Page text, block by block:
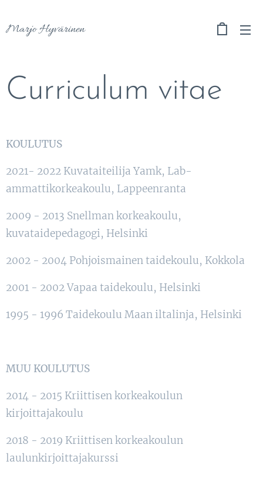
Marjo Hyvärinen
Curriculum vitae
KOULUTUS
2021- 2022 Kuvataiteilija Yamk, Lab-
ammattikorkeakoulu, Lappeenranta
2009 - 2013 Snellman korkeakoulu,
kuvataidepedagogi, Helsinki
2002 - 2004 Pohjoismainen taidekoulu, Kokkola
2001 - 2002 Vapaa taidekoulu, Helsinki
1995 - 1996 Taidekoulu Maan iltalinja, Helsinki
MUU KOULUTUS
2014 - 2015 Kriittisen korkeakoulun
kirjoittajakoulu
2018 - 2019 Kriittisen korkeakoulun
laulunkirjoittajakurssi